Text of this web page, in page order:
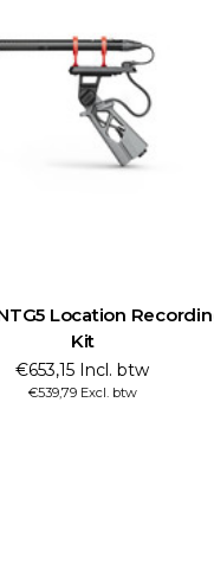
Location
Kit
€653,15 Incl. btw
€539,79 Excl. btw